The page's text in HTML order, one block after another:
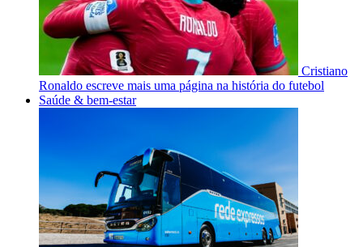
Cristiano
Ronaldo escreve mais uma página na história do futebol
Saúde & bem-estar